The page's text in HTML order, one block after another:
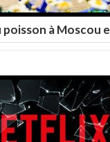
poisson à Moscou